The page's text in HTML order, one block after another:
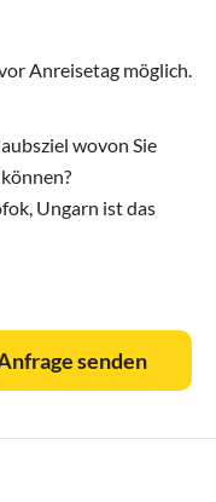
Anreisetag möglich.
wovon Sie
Ungarn ist das
zu spazieren,
zu halten, oder
mit Pools zu
sich wie neugeboren
senden